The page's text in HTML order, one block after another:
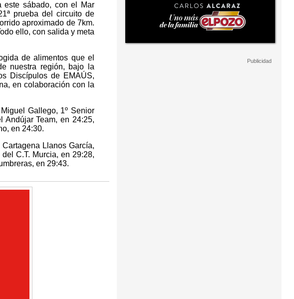
este sábado, con el Mar
prueba del circuito de
aproximado de 7km.
ello, con salida y meta
de alimentos que el
nuestra región, bajo la
Discípulos de EMAÚS,
en colaboración con la
Gallego, 1º Senior
Andújar Team, en 24:25,
en 24:30.
Llanos García,
C.T. Murcia, en 29:28,
en 29:43.